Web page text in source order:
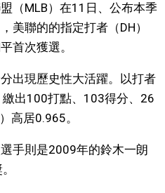
（MLB）在11日、公布本季
美聯的的指定打者（DH）
首次獲選。
出現歷史性大活躍。以打者
出100打點、103得分、26
高居0.965。
手則是2009年的鈴木一朗